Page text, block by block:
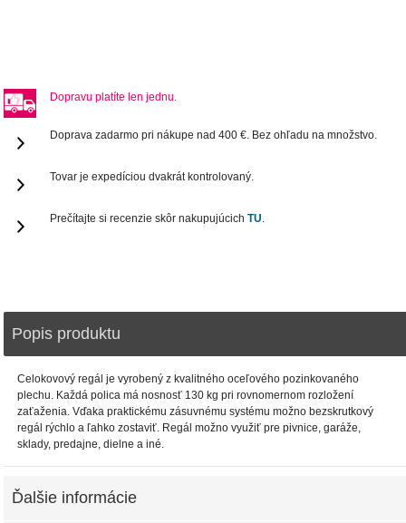
Dopravu platíte len jednu.
Doprava zadarmo pri nákupe nad 400 €. Bez ohľadu na množstvo.
Tovar je expedíciou dvakrát kontrolovaný.
Prečítajte si recenzie skôr nakupujúcichTU.
Popis produktu
Celokovový regál je vyrobený z kvalitného oceľového pozinkovaného
plechu. Každá polica má nosnosť 130 kg pri rovnomernom rozložení
zaťaženia. Vďaka praktickému zásuvnému systému možno bezskrutkový
regál rýchlo a ľahko zostaviť. Regál možno využiť pre pivnice, garáže,
sklady, predajne, dielne a iné.
Ďalšie informácie